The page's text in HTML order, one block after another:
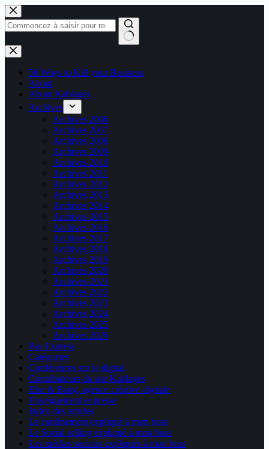
Passer
au
contenu
Aucun
résultat
50 Ways to Kill your Business
About
About Kablages
Archives
Archives 2006
Archives 2007
Archives 2008
Archives 2009
Archives 2010
Archives 2011
Archives 2012
Archives 2013
Archives 2014
Archives 2015
Archives 2016
Archives 2017
Archives 2018
Archives 2019
Archives 2020
Archives 2021
Archives 2022
Archives 2023
Archives 2024
Archives 2025
Archives 2026
Bio Express
Catégories
Conférences sur le digital
Contributeurs du site Kablages
Else & Bang, agence créative digitale
Enseignement et presse
Index des articles
Le confinement expliqué à mon boss
Le Social selling expliqué à mon boss
Les médias sociaux expliqués à mon boss